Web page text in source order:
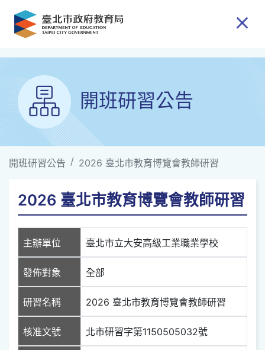
跳到主要內容
開班研習公告
開班研習公告 2026 臺北市教育博覽會教師研習
2026 臺北市教育博覽會教師研習
主辦單位 臺北市立大安高級工業職業學校
發佈對象 全部
研習名稱 2026 臺北市教育博覽會教師研習
核准文號 北市研習字第1150505032號